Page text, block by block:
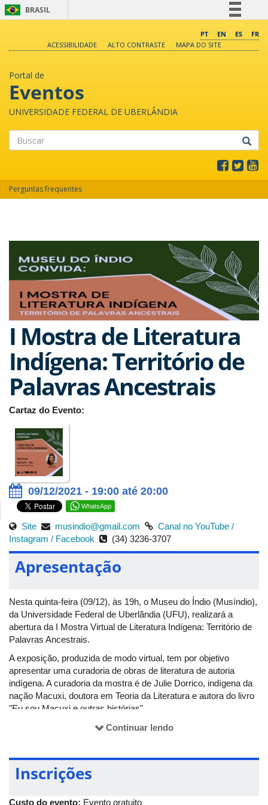
BRASIL
Comunica BR
PT EN ES
FR
ACESSIBILIDADE
ALTO CONTRASTE MAPA DO SITE
Portal de
Eventos
UNIVERSIDADE FEDERAL DE UBERLÂNDIA
Perguntas frequentes
I Mostra de Literatura
Indígena: Território de
Palavras Ancestrais
Cartaz do Evento:
09/12/2021 - 19:00 até 20:00
WhatsApp
Site musindio@gmail.com
Canal no YouTube /
Instagram / Facebook (34) 3236-3707
Apresentação
Nesta quinta-feira (09/12), às 19h, o Museu do Índio (Musíndio),
da Universidade Federal de Uberlãndia (UFU), realizará a
abertura da I Mostra Virtual de Literatura Indígena: Território de
Palavras Ancestrais.
A exposição, produzida de modo virtual, tem por objetivo
apresentar uma curadoria de obras de literatura de autoria
indígena. A curadoria da mostra é de Julie Dorrico, indígena da
nação Macuxi, doutora em Teoria da Literatura e autora do livro
"Eu sou Macuxi e outras histórias".
Para a seleção das obras que compõem a mostra, a
pessoas interessadas pela temática pudessem adquirir cada
vez mais literatura indígena. Além disso, Dorrico também
ancestralidade dos povos originários.
Continuar lendo
Inscrições
Custo do evento: Evento gratuito